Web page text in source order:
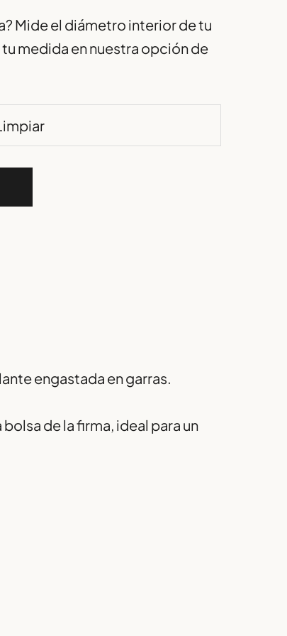
Mide el diámetro interior de tu
medida en nuestra opción de
engastada en garras.
de la firma, ideal para un